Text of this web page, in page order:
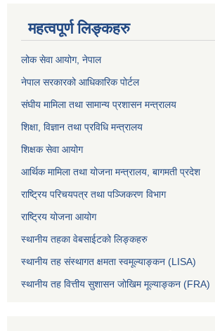
महत्वपूर्ण लिङ्कहरु
लोक सेवा आयोग, नेपाल
नेपाल सरकारको आधिकारिक पोर्टल
संघीय मामिला तथा सामान्य प्रशासन मन्त्रालय
शिक्षा, विज्ञान तथा प्रविधि मन्त्रालय
शिक्षक सेवा आयोग
आर्थिक मामिला तथा योजना मन्त्रालय, बागमती प्रदेश
राष्ट्रिय परिचयपत्र तथा पञ्जिकरण विभाग
राष्ट्रिय योजना आयोग
स्थानीय तहका वेबसाईटको लिङ्कहरु
स्थानीय तह संस्थागत क्षमता स्वमूल्याङ्कन (LISA)
स्थानीय तह वित्तीय सुशासन जोखिम मूल्याङ्कन (FRA)